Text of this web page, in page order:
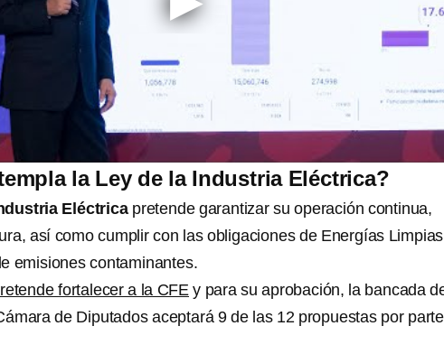
la Ley de la Industria Eléctrica?
Eléctricapretende garantizar su operación continua,
así como cumplir con las obligaciones de Energías
emisiones contaminantes.
fortalecer a la CFE y para su aprobación, la bancada
de Diputados aceptará 9 de las 12 propuestas por